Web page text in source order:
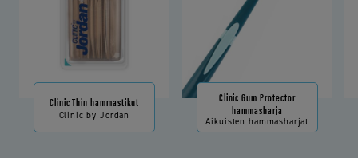
Clinic Thin hammastikut
Clinic by Jordan
Clinic Gum Protector
hammasharja
Aikuisten hammasharjat